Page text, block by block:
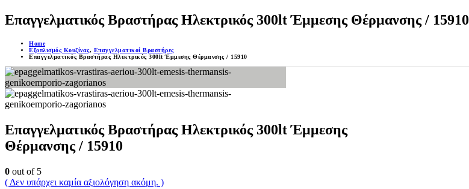
Επαγγελματικός Βραστήρας Ηλεκτρικός 300lt Έμμεσης Θέρμανσης / 15910
Home
Εξοπλισμός Κουζίνας, Επαγγελματικοί Βραστήρες
Επαγγελματικός Βραστήρας Ηλεκτρικός 300lt Έμμεσης Θέρμανσης / 15910
Επαγγελματικός Βραστήρας Ηλεκτρικός 300lt Έμμεσης
Θέρμανσης / 15910
0 out of 5
( Δεν υπάρχει καμία αξιολόγηση ακόμη. )